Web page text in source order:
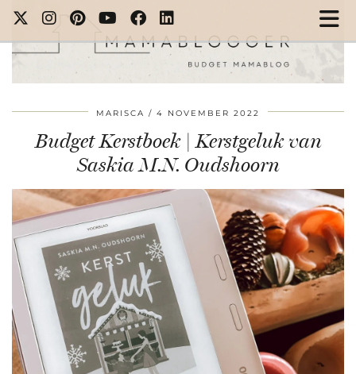
MARISCA 4 NOVEMBER 2022
Budget Kerstboek | Kerstgeluk van
Saskia M.N. Oudshoorn